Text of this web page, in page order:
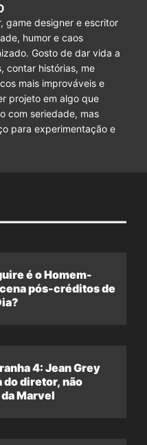
game designer e escritor
humor e caos
Gosto de dar vida a
contar histórias, me
mais improváveis e
projeto em algo que
com seriedade, mas
para experimentação e
é o Homem-
pós-créditos de
4: Jean Grey
do diretor, não
Marvel